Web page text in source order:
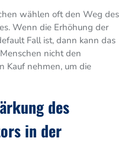
wählen oft den Weg des
Wenn die Erhöhung der
Fall ist, dann kann das
nicht den
Kauf nehmen, um die
des
in der